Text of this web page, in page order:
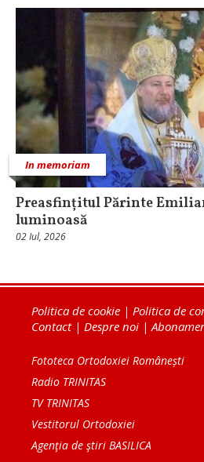
In memoriam
Preasfințitul Părinte
luminoasă
02 Iul, 2026
Politica de cookie | Politica de
Contact| Despre noi |
Fototeca Ortodoxiei Românești
Radio TRINITAS
TV TRINITAS
Vestitorul Ortodoxiei
Agenţia de ştiri BASILICA